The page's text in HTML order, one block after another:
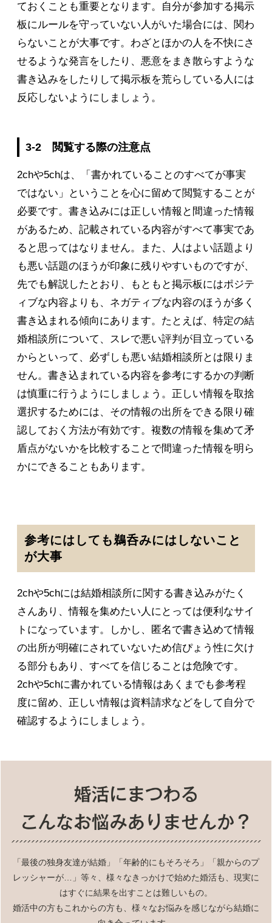
ておくことも重要となります。自分が参加する掲示
板にルールを守っていない人がいた場合には、関わ
らないことが大事です。わざとほかの人を不快にさ
せるような発言をしたり、悪意をまき散らすような
書き込みをしたりして掲示板を荒らしている人には
反応しないようにしましょう。
3-2 閲覧する際の注意点
2chや5chは、「書かれていることのすべてが事実
ではない」ということを心に留めて閲覧することが
必要です。書き込みには正しい情報と間違った情報
があるため、記載されている内容がすべて事実であ
ると思ってはなりません。また、人はよい話題より
も悪い話題のほうが印象に残りやすいものですが、
先でも解説したとおり、もともと掲示板にはポジテ
ィブな内容よりも、ネガティブな内容のほうが多く
書き込まれる傾向にあります。たとえば、特定の結
婚相談所について、スレで悪い評判が目立っている
からといって、必ずしも悪い結婚相談所とは限りま
せん。書き込まれている内容を参考にするかの判断
は慎重に行うようにしましょう。正しい情報を取捨
選択するためには、その情報の出所をできる限り確
認しておく方法が有効です。複数の情報を集めて矛
盾点がないかを比較することで間違った情報を明ら
かにできることもあります。
参考にはしても鵜呑みにはしないこと
が大事
2chや5chには結婚相談所に関する書き込みがたく
さんあり、情報を集めたい人にとっては便利なサイ
トになっています。しかし、匿名で書き込めて情報
の出所が明確にされていないため信ぴょう性に欠け
る部分もあり、すべてを信じることは危険です。
2chや5chに書かれている情報はあくまでも参考程
度に留め、正しい情報は資料請求などをして自分で
確認するようにしましょう。
「最後の独身友達が結婚」「年齢的にもそろそろ」「親からのプ
レッシャーが…」等々、様々なきっかけで始めた婚活も、現実に
はすぐに結果を出すことは難しいもの。
婚活中の方もこれからの方も、様々なお悩みを感じながら結婚に